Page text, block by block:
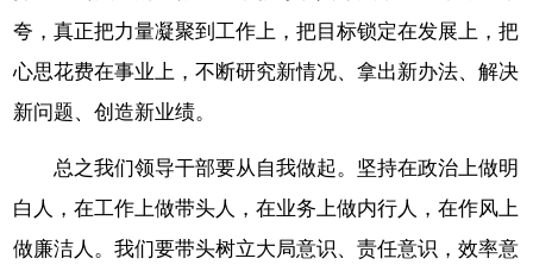
夸，真正把力量凝聚到工作上，把目标锁定在发展上，把
心思花费在事业上，不断研究新情况、拿出新办法、解决
新问题、创造新业绩。
总之我们领导干部要从自我做起。坚持在政治上做明
白人，在工作上做带头人，在业务上做内行人，在作风上
做廉洁人。我们要带头树立大局意识、责任意识，效率意